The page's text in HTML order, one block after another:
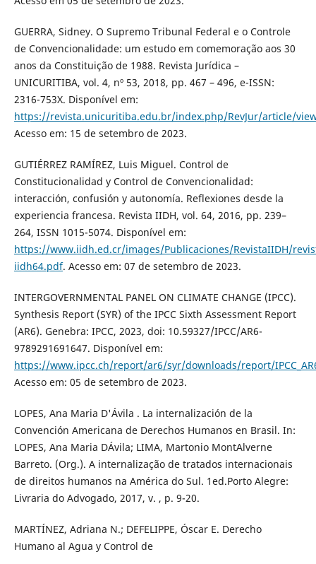
GUERRA, Sidney. O Supremo Tribunal Federal e o Controle
de Convencionalidade: um estudo em comemoração aos 30
anos da Constituição de 1988. Revista Jurídica –
UNICURITIBA, vol. 4, nº 53, 2018, pp. 467 – 496, e-ISSN:
2316-753X. Disponível em:
https://revista.unicuritiba.edu.br/index.php/RevJur/article/
Acesso em: 15 de setembro de 2023.
GUTIÉRREZ RAMÍREZ, Luis Miguel. Control de
Constitucionalidad y Control de Convencionalidad:
interacción, confusión y autonomía. Reflexiones desde la
experiencia francesa. Revista IIDH, vol. 64, 2016, pp. 239–
264, ISSN 1015-5074. Disponível em:
https://www.iidh.ed.cr/images/Publicaciones/RevistaIIDH/
iidh64.pdf. Acesso em: 07 de setembro de 2023.
INTERGOVERNMENTAL PANEL ON CLIMATE CHANGE (IPCC).
Synthesis Report (SYR) of the IPCC Sixth Assessment Report
(AR6). Genebra: IPCC, 2023, doi: 10.59327/IPCC/AR6-
9789291691647. Disponível em:
https://www.ipcc.ch/report/ar6/syr/downloads/report/
Acesso em: 05 de setembro de 2023.
LOPES, Ana Maria D'Ávila . La internalización de la
Convención Americana de Derechos Humanos en Brasil. In:
LOPES, Ana Maria DÁvila; LIMA, Martonio MontAlverne
Barreto. (Org.). A internalização de tratados internacionais
de direitos humanos na América do Sul. 1ed.Porto Alegre:
Livraria do Advogado, 2017, v. , p. 9-20.
MARTÍNEZ, Adriana N.; DEFELIPPE, Óscar E. Derecho
Humano al Agua y Control de